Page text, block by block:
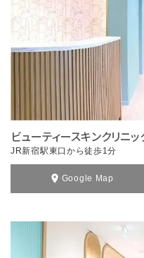
ビューティースキンクリニ
JR新宿駅東口から徒歩1分
Google Map